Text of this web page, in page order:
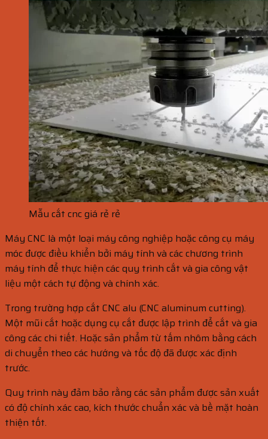
Mẫu cắt cnc giá rẻ rẻ
Máy CNC là một loại máy công nghiệp hoặc công cụ máy
móc được điều khiển bởi máy tính và các chương trình
máy tính để thực hiện các quy trình cắt và gia công vật
liệu một cách tự động và chính xác.
Trong trường hợp cắt CNC alu (CNC aluminum cutting).
Một mũi cắt hoặc dụng cụ cắt được lập trình để cắt và gia
công các chi tiết. Hoặc sản phẩm từ tấm nhôm bằng cách
di chuyển theo các hướng và tốc độ đã được xác định
trước.
Quy trình này đảm bảo rằng các sản phẩm được sản xuất
có độ chính xác cao, kích thước chuẩn xác và bề mặt hoàn
thiện tốt.